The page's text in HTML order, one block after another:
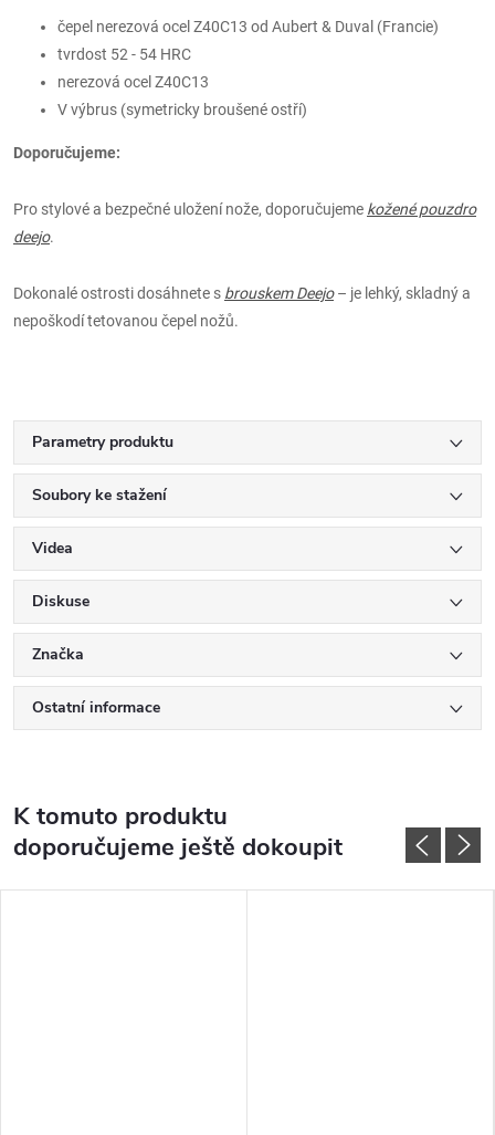
čepel nerezová ocel Z40C13 od Aubert & Duval (Francie)
tvrdost 52 - 54 HRC
nerezová ocel Z40C13
V výbrus (symetricky broušené ostří)
Doporučujeme:
Pro stylové a bezpečné uložení nože, doporučujeme kožené pouzdro
deejo.
Dokonalé ostrosti dosáhnete s brouskem Deejo– je lehký, skladný a
nepoškodí tetovanou čepel nožů.
Parametry produktu
Soubory ke stažení
Videa
Diskuse
Značka
Ostatní informace
K tomuto produktu
doporučujeme ještě dokoupit